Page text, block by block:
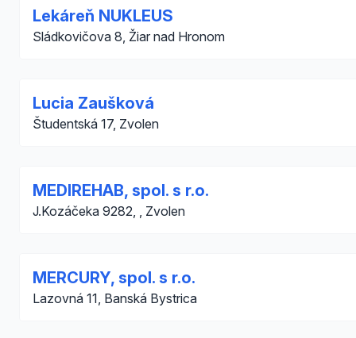
Lekáreň NUKLEUS
Sládkovičova 8, Žiar nad Hronom
Lucia Zaušková
Študentská 17, Zvolen
MEDIREHAB, spol. s r.o.
J.Kozáčeka 9282, , Zvolen
MERCURY, spol. s r.o.
Lazovná 11, Banská Bystrica